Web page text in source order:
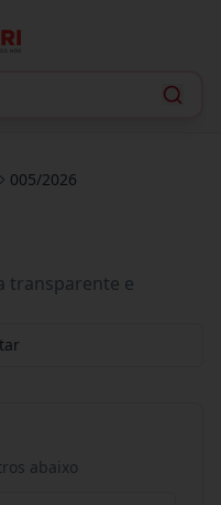
005/2026
transparente e
abaixo